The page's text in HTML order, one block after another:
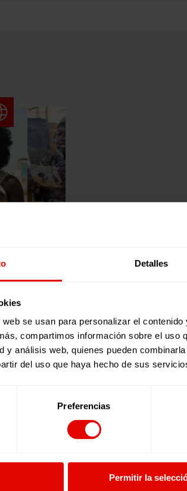
Detalles
se usan para personalizar el
compartimos información sobre el uso
y análisis web, quienes pueden
del uso que haya hecho de sus
Preferencias
Permitir la